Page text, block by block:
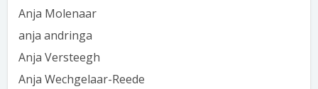
Anja Molenaar
anja andringa
Anja Versteegh
Anja Wechgelaar-Reede